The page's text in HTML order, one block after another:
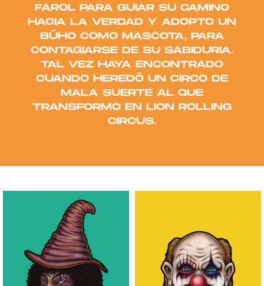
FAROL PARA GUIAR SU CAMINO
HACIA LA VERDAD Y ADOPTO UN
BÚHO COMO MASCOTA, PARA
CONTAGIARSE DE SU SABIDURIA.
TAL VEZ HAYA ENCONTRADO
CUANDO HEREDÓ UN CIRCO DE
MALA SUERTE AL QUE
TRANSFORMO EN LION ROLLING
CIRCUS.